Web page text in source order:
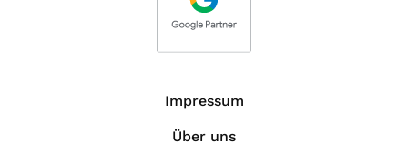
Impressum
Über uns